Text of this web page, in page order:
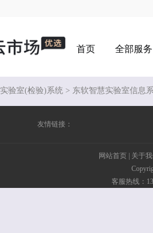
首页 全部服务
实验室(检验)系统 > 东软智慧实验室信息
友情链接：
网站首页
关于
客服热线：